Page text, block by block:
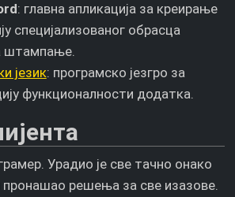
: главна апликација за креирање
специјализованог обрасца
штампање.
језик: програмско језгро за
функционалности додатка.
Урадио је све тачно онако
решења за све изазове.